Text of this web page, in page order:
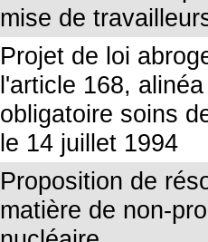
mise de
Projet de loi
l'article 168,
obligatoire soins
le 14 juillet 1994
Proposition de
matière de non-